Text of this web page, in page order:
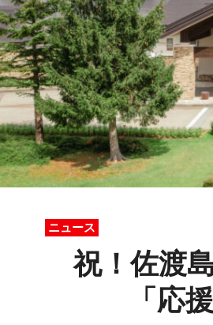
ニュース
祝！佐渡
「応